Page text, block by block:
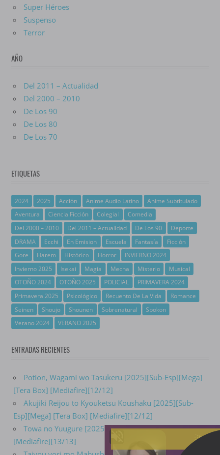
Super Héroes
Suspenso
Terror
AÑO
Del 2011 – Actualidad
Del 2000 – 2010
De Los 90
De Los 80
De Los 70
ETIQUETAS
2024 2025 Acción Anime Audio Latino
Anime Subtitulado
Aventura
Ciencia Ficción Colegial
Comedia
Del 2000 – 2010
Del 2011 – Actualidad De Los 90
Deporte
DRAMA
Ecchi En Emision Escuela Fantasía
Ficción
Gore
Harem Histórico Horror
INVIERNO 2024
Invierno 2025
Isekai Magia Mecha Misterio
Musical
OTOÑO 2024
OTOÑO 2025 POLICIAL
PRIMAVERA 2024
Primavera 2025
Psicológico Recuento De La Vida
Romance
Seinen
Shoujo Shounen Sobrenatural
Spokon
Verano 2024
VERANO 2025
ENTRADAS RECIENTES
Potion, Wagami wo Tasukeru [2025][Sub-Esp][Mega]
[Tera Box] [Mediafire][12/12]
Akujiki Reijou to Kyouketsu Koushaku [2025][Sub-
Esp][Mega] [Tera Box] [Mediafire][12/12]
Towa no Yuugure [2025][Sub-Esp][Mega] [Tera Box]
[Mediafire][13/13]